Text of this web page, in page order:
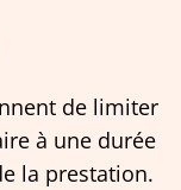
de limiter
à une durée
la prestation.